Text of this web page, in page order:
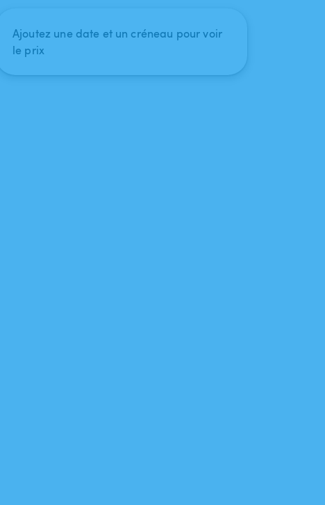
Ajoutez une date et un créneau pour voir
le prix